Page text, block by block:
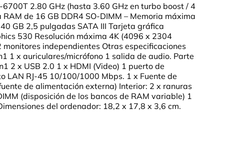
6700T 2.80 GHz (hasta 3.60 GHz en turbo boost / 4
RAM de 16 GB DDR4 SO-DIMM – Memoria máxima
GB 2,5 pulgadas SATA III Tarjeta gráfica
530 Resolución máxima 4K (4096 x 2304
independientes Otras especificaciones
1 x auriculares/micrófono 1 salida de audio. Parte
2 x USB 2.0 1 x HDMI (Video) 1 puerto de
LAN RJ-45 10/100/1000 Mbps. 1 x Fuente de
de alimentación externa) Interior: 2 x ranuras
(disposición de los bancos de RAM variable) 1
del ordenador: 18,2 x 17,8 x 3,6 cm.